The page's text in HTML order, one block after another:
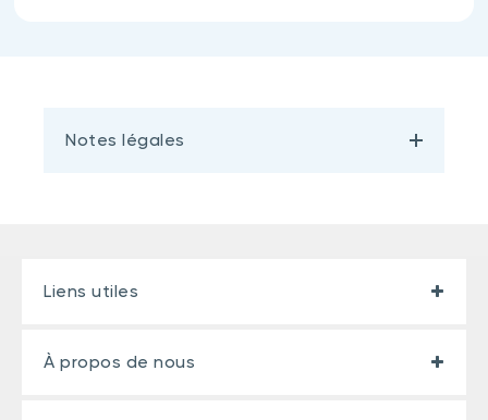
Notes légales
Liens utiles
À propos de nous